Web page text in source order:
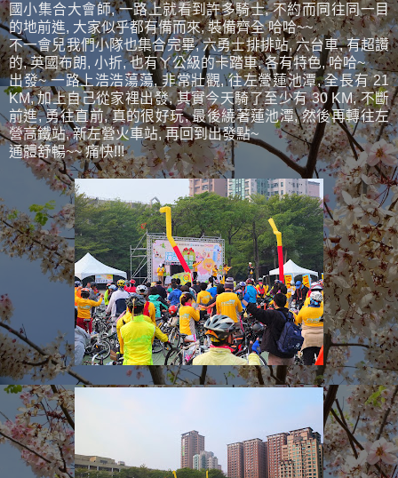
國小集合大會師, 一路上就看到許多騎士, 不約而同往同一目
的地前進, 大家似乎都有備而來, 裝備齊全 哈哈~~
不一會兒我們小隊也集合完畢, 六勇士排排站, 六台車, 有超讚
的, 英國布朗, 小折, 也有ㄚ公級的卡踏車, 各有特色, 哈哈~
出發~ 一路上浩浩蕩蕩, 非常壯觀, 往左營蓮池潭, 全長有 21
KM, 加上自己從家裡出發, 其實今天騎了至少有 30 KM, 不斷
前進, 勇往直前, 真的很好玩, 最後繞著蓮池潭, 然後再轉往左
營高鐵站, 新左營火車站, 再回到出發點~
通體舒暢~~ 痛快!!!